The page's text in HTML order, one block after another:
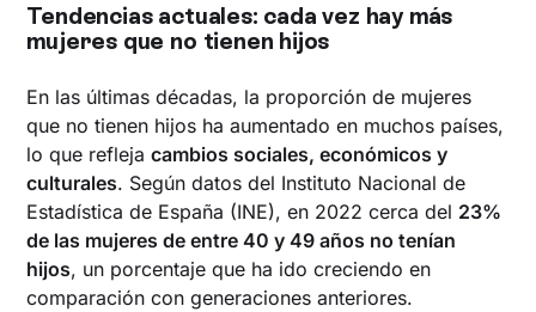
Tendencias actuales: cada vez hay más
mujeres que no tienen hijos
En las últimas décadas, la proporción de mujeres
que no tienen hijos ha aumentado en muchos países,
lo que reflejacambios sociales, económicos y
culturales. Según datos del Instituto Nacional de
Estadística de España (INE), en 2022 cerca del 23%
de las mujeres de entre 40 y 49 años no tenían
hijos, un porcentaje que ha ido creciendo en
comparación con generaciones anteriores.